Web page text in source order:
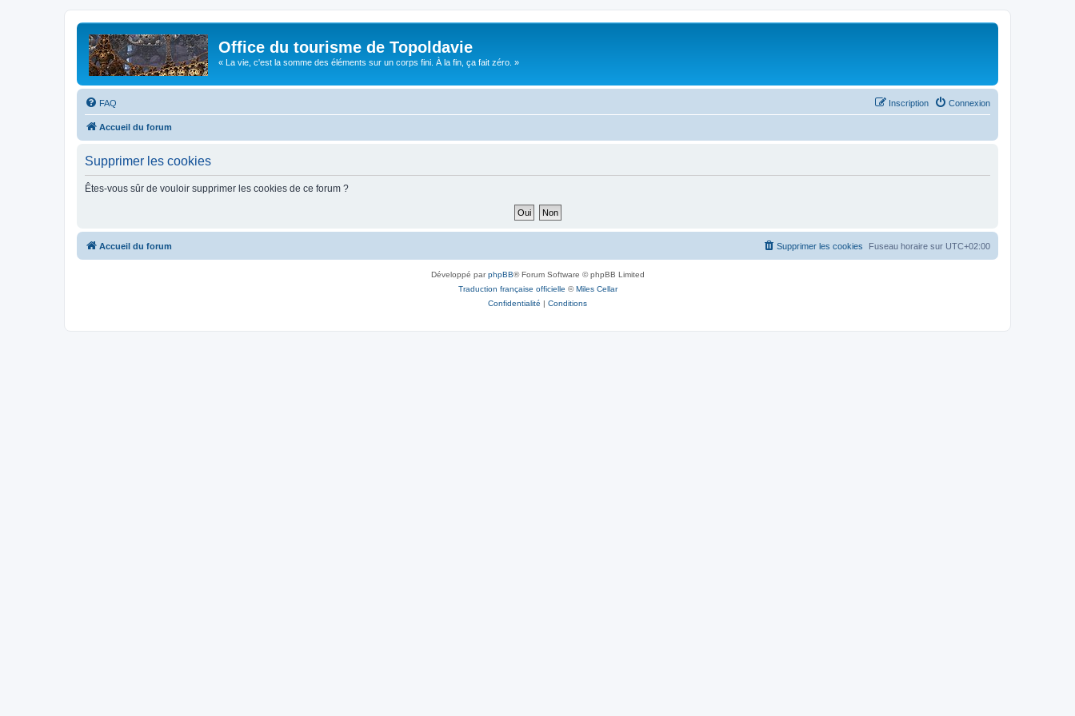
Office du tourisme de Topoldavie
« La vie, c'est la somme des éléments sur un corps fini. À la fin, ça fait zéro. »
FAQ Connexion
Inscription
Accueil du forum
Supprimer les cookies
Êtes-vous sûr de vouloir supprimer les cookies de ce forum ?
Accueil du forum Fuseau horaire sur UTC+02:00
Supprimer les cookies
Développé parphpBB® Forum Software © phpBB Limited
Traduction française officielle ©Miles Cellar
Confidentialité | Conditions